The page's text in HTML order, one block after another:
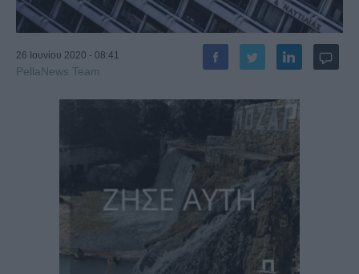
26 Ιουνίου 2020 - 08:41
PellaNews Team